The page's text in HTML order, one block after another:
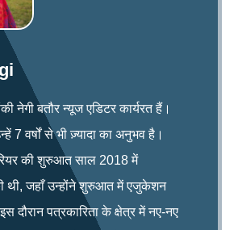
नेगी बतौर न्यूज एडिटर कार्यरत हैं।
7 वर्षों से भी ज़्यादा का अनुभव है।
की शुरुआत साल 2018 में
थी, जहाँ उन्होंने शुरुआत में एजुकेशन
दौरान पत्रकारिता के क्षेत्र में नए-नए